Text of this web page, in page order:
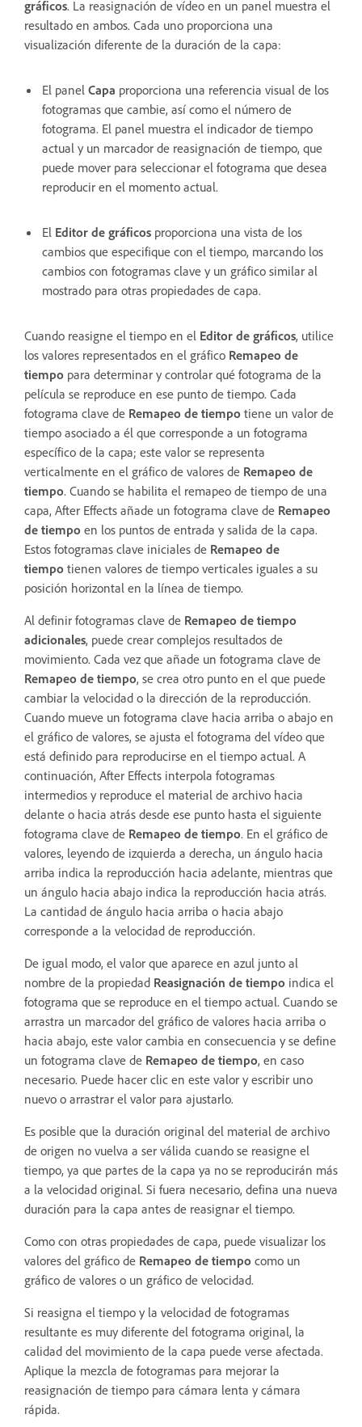
gráficos. La reasignación de vídeo en un panel muestra el
resultado en ambos. Cada uno proporciona una
visualización diferente de la duración de la capa:
El panel Capa proporciona una referencia visual de los
fotogramas que cambie, así como el número de
fotograma. El panel muestra el indicador de tiempo
actual y un marcador de reasignación de tiempo, que
puede mover para seleccionar el fotograma que desea
reproducir en el momento actual.
El Editor de gráficos proporciona una vista de los
cambios que especifique con el tiempo, marcando los
cambios con fotogramas clave y un gráfico similar al
mostrado para otras propiedades de capa.
Cuando reasigne el tiempo en el Editor de gráficos, utilice
los valores representados en el gráfico Remapeo de
tiempo para determinar y controlar qué fotograma de la
película se reproduce en ese punto de tiempo. Cada
fotograma clave de Remapeo de tiempo tiene un valor de
tiempo asociado a él que corresponde a un fotograma
específico de la capa; este valor se representa
verticalmente en el gráfico de valores de Remapeo de
tiempo. Cuando se habilita el remapeo de tiempo de una
capa, After Effects añade un fotograma clave de Remapeo
de tiempo en los puntos de entrada y salida de la capa.
Estos fotogramas clave iniciales de Remapeo de
tiempo tienen valores de tiempo verticales iguales a su
posición horizontal en la línea de tiempo.
Al definir fotogramas clave de Remapeo de tiempo
adicionales, puede crear complejos resultados de
movimiento. Cada vez que añade un fotograma clave de
Remapeo de tiempo, se crea otro punto en el que puede
cambiar la velocidad o la dirección de la reproducción.
Cuando mueve un fotograma clave hacia arriba o abajo en
el gráfico de valores, se ajusta el fotograma del vídeo que
está definido para reproducirse en el tiempo actual. A
continuación, After Effects interpola fotogramas
intermedios y reproduce el material de archivo hacia
delante o hacia atrás desde ese punto hasta el siguiente
fotograma clave de Remapeo de tiempo. En el gráfico de
valores, leyendo de izquierda a derecha, un ángulo hacia
arriba indica la reproducción hacia adelante, mientras que
un ángulo hacia abajo indica la reproducción hacia atrás.
La cantidad de ángulo hacia arriba o hacia abajo
corresponde a la velocidad de reproducción.
De igual modo, el valor que aparece en azul junto al
nombre de la propiedad Reasignación de tiempo indica el
fotograma que se reproduce en el tiempo actual. Cuando se
arrastra un marcador del gráfico de valores hacia arriba o
hacia abajo, este valor cambia en consecuencia y se define
un fotograma clave de Remapeo de tiempo, en caso
necesario. Puede hacer clic en este valor y escribir uno
nuevo o arrastrar el valor para ajustarlo.
Es posible que la duración original del material de archivo
de origen no vuelva a ser válida cuando se reasigne el
tiempo, ya que partes de la capa ya no se reproducirán más
a la velocidad original. Si fuera necesario, defina una nueva
duración para la capa antes de reasignar el tiempo.
Como con otras propiedades de capa, puede visualizar los
valores del gráfico de Remapeo de tiempo como un
gráfico de valores o un gráfico de velocidad.
Si reasigna el tiempo y la velocidad de fotogramas
resultante es muy diferente del fotograma original, la
calidad del movimiento de la capa puede verse afectada.
Aplique la mezcla de fotogramas para mejorar la
reasignación de tiempo para cámara lenta y cámara
rápida.